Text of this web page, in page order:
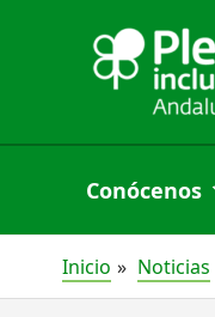
Conócenos
Inicio Noticias